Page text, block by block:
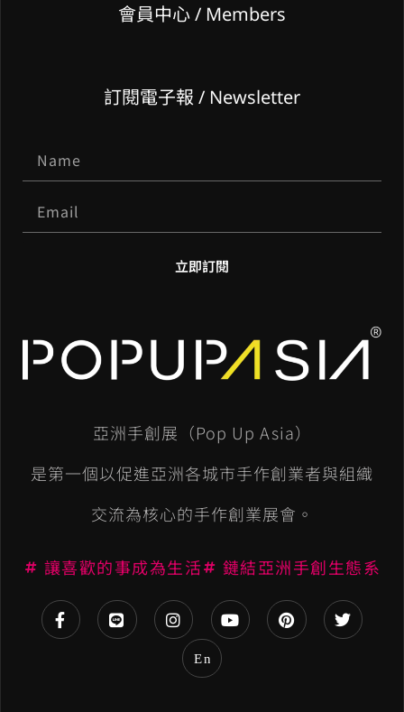
亞洲手創展（Pop Up Asia）
是第一個以促進亞洲各城市手作創業者與組織
交流為核心的手作創業展會。
讓喜歡的事成為生活 鏈結亞洲手創生態系
En
會員中心 / Members
訂閱電子報 / Newsletter
立即訂閱
l
t
n
i